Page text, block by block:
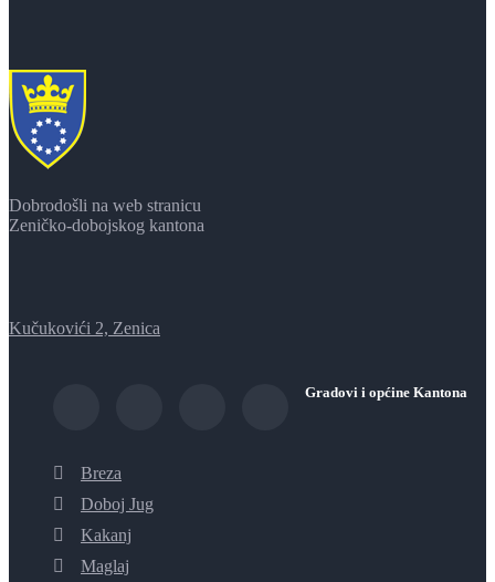
Dobrodošli na web stranicu
Zeničko-dobojskog kantona
Kučukovići 2, Zenica
Gradovi i općine Kantona
Breza
Doboj Jug
Kakanj
Maglaj